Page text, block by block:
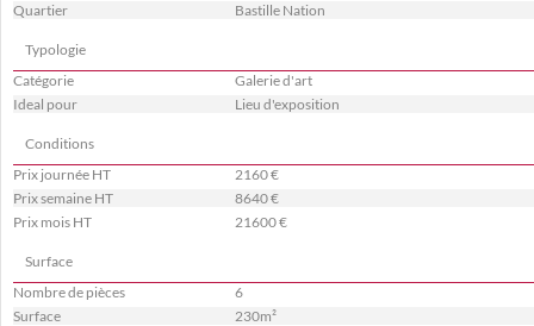
Quartier
Bastille Nation
Typologie
Catégorie
Galerie d'art
Ideal pour
Lieu d'exposition
Conditions
Prix journée HT
2160 €
Prix semaine HT
8640 €
Prix mois HT
21600 €
Surface
Nombre de pièces
6
Surface
230m²